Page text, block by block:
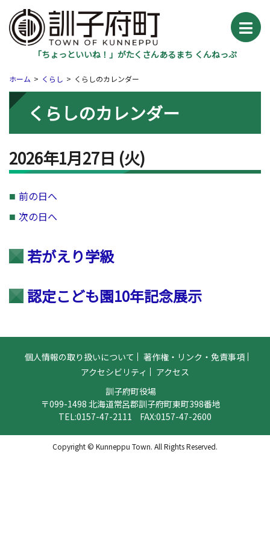
「ちょっといいね！」がたくさんあるまち くんねっぷ
ホーム くらし くらしのカレンダー
くらしのカレンダー
2026年1月27日 (火)
前の日へ
次の日へ
若がえり学級
認定こども園10年記念展示
個人情報の取り扱いについて
著作権・リンク・免責事項
アクセシビリティ
アクセス
訓子府町役場
〒099-1498 北海道常呂郡訓子府町東町398番地
TEL:0157-47-2111 FAX:0157-47-2600
Copyright © Kunneppu Town. All Rights Reserved.